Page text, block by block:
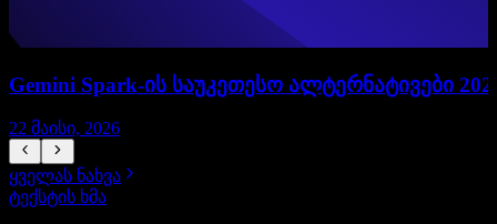
Gemini Spark-ის საუკეთესო ალტერნატივები
22 მაისი, 2026
ყველას ნახვა
ტექსტის ხმა